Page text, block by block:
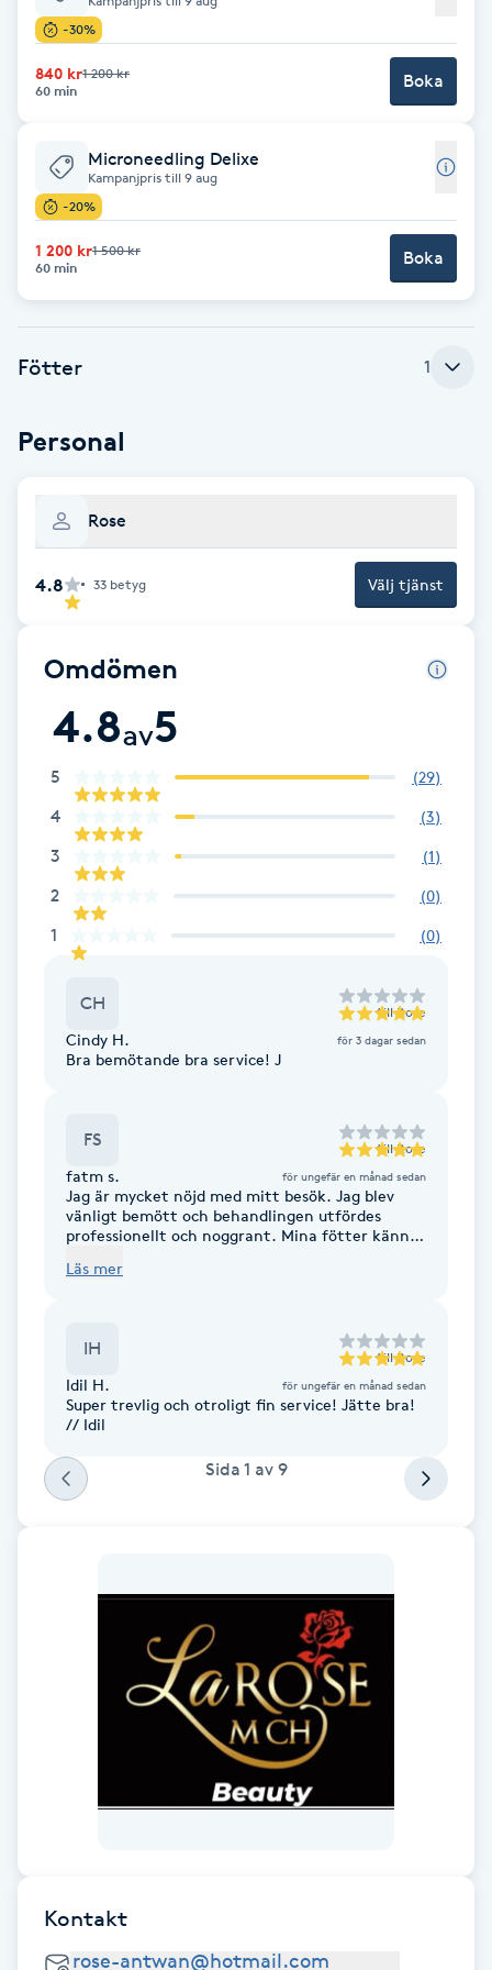
Babylights
Balayage
Bambumassage
Barber
Brynformning
Brynfärgning
Brynplockning
Bröllopsuppsättning
Celluliter
Coachning
Color correction
Dermapen
Diamantslipning
Extensions
Extensions borttagning
Eyeliner-tatuering
Fibromassage
Fillers
Fotmassage
-30%
840 kr1 200 kr
60 min
Boka
Microneedling Delixe
Kampanjpris till 9 aug
-20%
1 200 kr1 500 kr
60 min
Boka
Fötter 1
Personal
Rose
4.8 33 betyg Välj tjänst
Omdömen
4.8av5
5 (29)
4 (3)
3 (1)
2 (0)
1 (0)
CH till Rose
Cindy H. för 3 dagar sedan
Bra bemötande bra service! J
FS till Rose
fatm s. för ungefär en månad sedan
Jag är mycket nöjd med mitt besök. Jag blev
vänligt bemött och behandlingen utfördes
professionellt och noggrant. Mina fötter känns
uppskattade den lugna och trevliga atmosfären.
Läs mer
IH till Rose
Idil H. för ungefär en månad sedan
Super trevlig och otroligt fin service! Jätte bra!
// Idil
Sida 1 av 9
Kontakt